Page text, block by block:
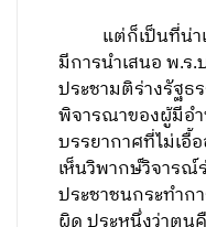
แต่ก็เป็นที่น่าเ
มีการนำเสนอ พ.ร.
ประชามติร่างรัฐธ
พิจารณาของผู้มีอ
บรรยากาศที่ไม่เอื้
เห็นวิพากษ์วิจาร
ประชาชนกระทำก